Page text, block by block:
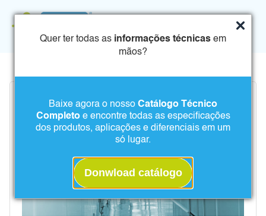
Quer ter todas as informações técnicas em
mãos?
Baixe agora o nosso Catálogo Técnico
Completo e encontre todas as especificações
dos produtos, aplicações e diferenciais em um
só lugar.
Donwload catálogo